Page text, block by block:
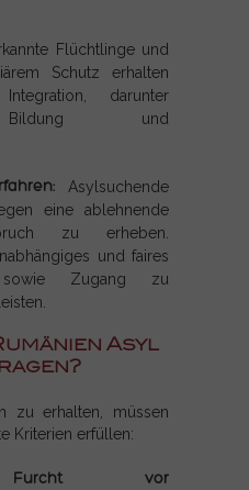
Flüchtlinge und
Schutz erhalten
darunter
Bildung und
Asylsuchende
eine ablehnende
zu erheben.
und faires
sowie Zugang zu
Asyl
zu erhalten, müssen
Kriterien erfüllen:
Furcht vor